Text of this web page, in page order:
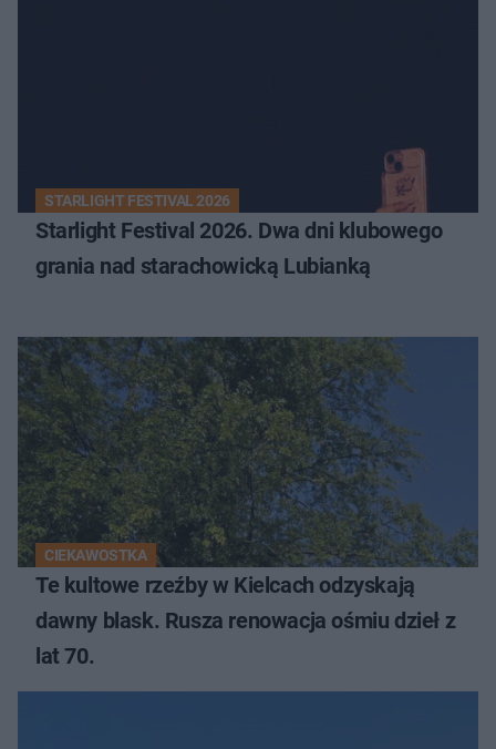
STARLIGHT FESTIVAL 2026
Starlight Festival 2026. Dwa dni klubowego
grania nad starachowicką Lubianką
CIEKAWOSTKA
Te kultowe rzeźby w Kielcach odzyskają
dawny blask. Rusza renowacja ośmiu dzieł z
lat 70.